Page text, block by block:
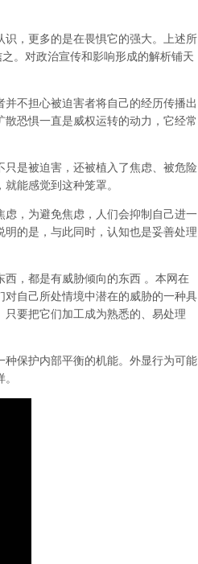
，更多的是在畏惧它的强大。上述所
。对政治宣传和影响形成的解析铺天
不担心被迫害者将自己的经历传播出
恐惧一直是威权运转的动力，它经常
是被迫害，还被植入了焦虑、被危险
能感觉到这种笼罩。
，为避免焦虑，人们会抑制自己进一
的是，与此同时，认知也是妥善处理
西，都是有威胁倾向的东西 。本网在
自己所处情境中潜在的威胁的一种具
要把它们加工成为熟悉的、易处理
保护内部平衡的机能。外显行为可能